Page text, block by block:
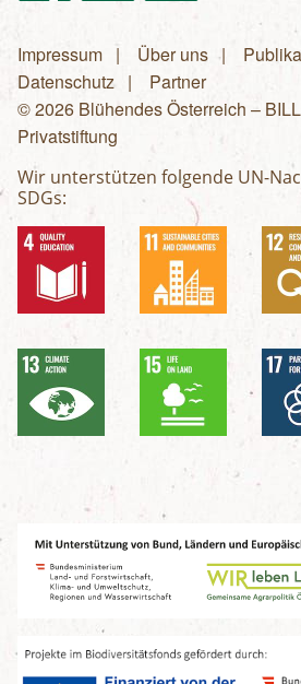
Fußzeilenmenü
Impressum Über uns
Datenschutz
Partner
© 2026 Blühendes Österreich –
Privatstiftung
Wir unterstützen folgende UN-
SDGs: